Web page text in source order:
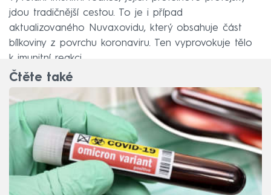
jdou tradičnější cestou. To je i případ
aktualizovaného Nuvaxovidu, který obsahuje část
bílkoviny z povrchu koronaviru. Ten vyprovokuje tělo
k imunitní reakci.
Čtěte také